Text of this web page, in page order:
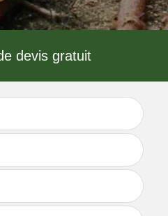
devis gratuit